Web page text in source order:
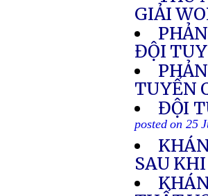
GIẢI
ĐỘI
TUYỂN
ĐỘI
posted on 25
SAU